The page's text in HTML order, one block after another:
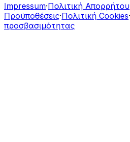
Impressum·Πολιτική Απορρήτου
Προϋποθέσεις·Πολιτική Cookies·
προσβασιμότητας